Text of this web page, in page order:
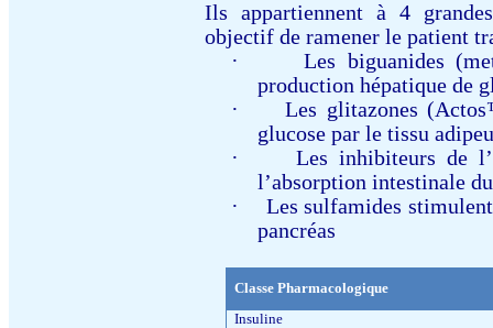
Ils appartiennent à 4
objectif de ramener le patient
·
Les biguanides
production hépatique de
·
Les glitazones
glucose par le tissu
·
Les inhibiteurs de
l’absorption intestinale
·
Les sulfamides
pancréas
Classe Pharmacologique
Insuline